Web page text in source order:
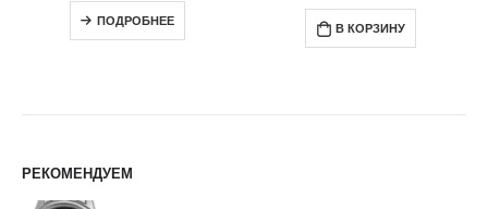
ПОДРОБНЕЕ В КОРЗИНУ
РЕКОМЕНДУЕМ